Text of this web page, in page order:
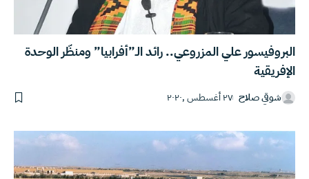
البروفيسور علي المزروعي.. رائد الـ”أفرابيا” ومنظّر الوحدة
الإفريقية
شوقي صلاح ٢٧ أغسطس ,٢٠٢٠